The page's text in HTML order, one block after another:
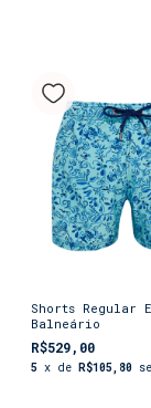
Shorts Regular
Balneário
R$529,00
5 x de R$105,80